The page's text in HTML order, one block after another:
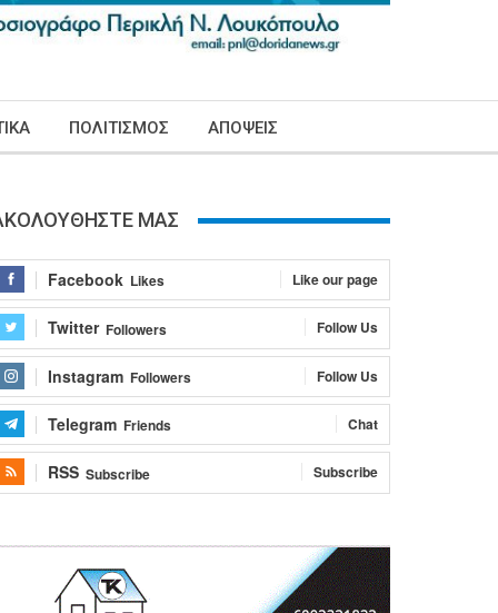
ΠΟΛΙΤΙΣΜΟΣ ΑΠΟΨΕΙΣ
ΜΑΣ
Facebook Likes Like our page
Twitter Followers Follow Us
Instagram Followers Follow Us
Telegram Friends Chat
RSS Subscribe Subscribe